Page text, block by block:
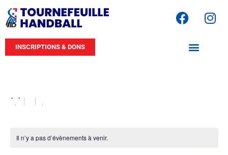
INSCRIPTIONS & DONS
M17F2
Il n’y a pas d’évènements à venir.